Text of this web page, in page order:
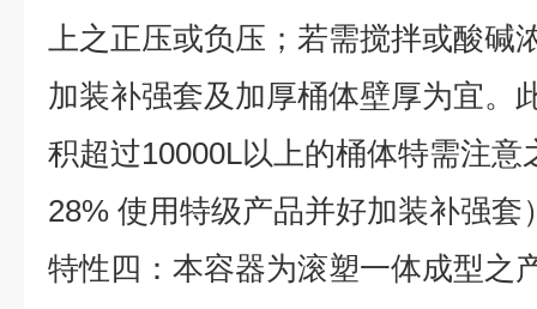
上之正压或负压；若需搅拌或酸碱
加装补强套及加厚桶体壁厚为宜。
积超过10000L以上的桶体特需注意
28% 使用特级产品并好加装补强套
特性四：本容器为滚塑一体成型之